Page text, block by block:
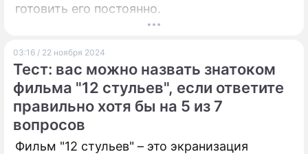
ИГРЫ
ПРЕСС-РЕЛИЗЫ
О ПРОЕКТЕ
готовить его постоянно.
03:16 / 22 ноября 2024
Тест: вас можно назвать знатоком
фильма "12 стульев", если ответите
правильно хотя бы на 5 из 7
вопросов
Фильм "12 стульев" – это экранизация